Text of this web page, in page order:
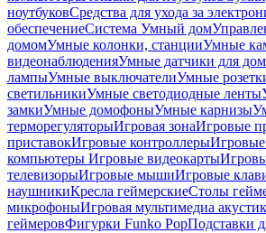
ноутбуковСредства для ухода за
обеспечениеСистема Умный дом
домомУмные колонки, станцииУмные
видеонаблюденияУмные датчики для
лампыУмные выключателиУмные
светильникиУмные светодиодные ленты
замкиУмные домофоныУмные карнизы
терморегуляторыИгровая зонаИгровые
приставокИгровые контроллерыИгровые
компьютеры Игровые видеокарты
телевизорыИгровые мышиИгровые
наушникиКресла геймерскиеСтолы
микрофоныИгровая мультимедиа
геймеровФигурки Funko PopПодставки